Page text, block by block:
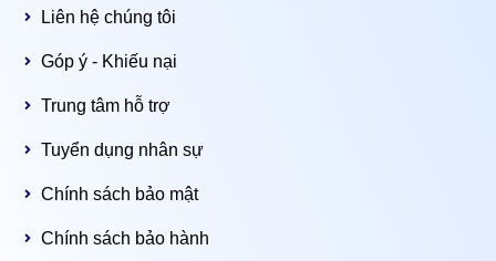
Liên hệ chúng tôi
Góp ý - Khiếu nại
Trung tâm hỗ trợ
Tuyển dụng nhân sự
Chính sách bảo mật
Chính sách bảo hành